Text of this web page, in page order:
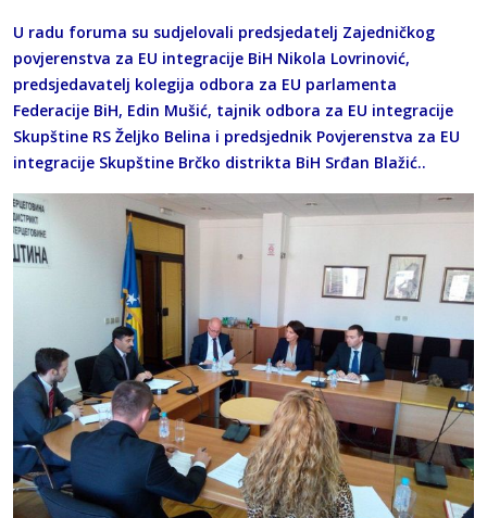
U radu foruma su sudjelovali predsjedatelj Zajedničkog
povjerenstva za EU integracije BiH Nikola Lovrinović,
predsjedavatelj kolegija odbora za EU parlamenta
Federacije BiH, Edin Mušić, tajnik odbora za EU integracije
Skupštine RS Željko Belina i predsjednik Povjerenstva za EU
integracije Skupštine Brčko distrikta BiH Srđan Blažić..